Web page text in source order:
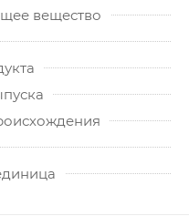
вещество